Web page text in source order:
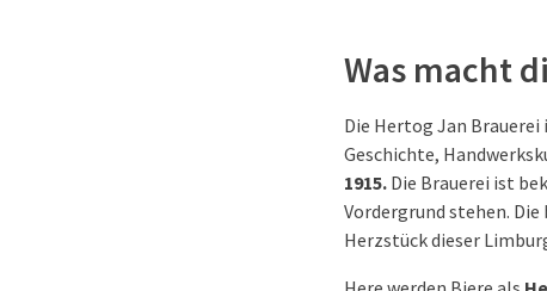
Was macht
Die Hertog Jan
Geschichte,
1915. Die Brauerei ist
Vordergrund stehen.
Herzstück dieser